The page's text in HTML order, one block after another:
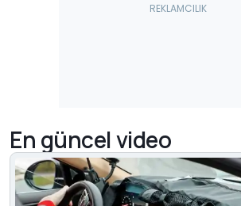
En güncel video